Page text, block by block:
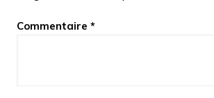
Commentaire *